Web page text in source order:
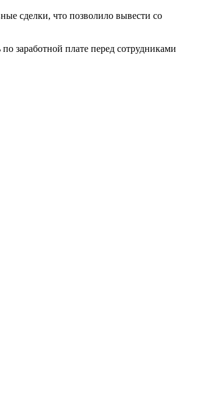
сделки, что позволило вывести со
заработной плате перед сотрудниками